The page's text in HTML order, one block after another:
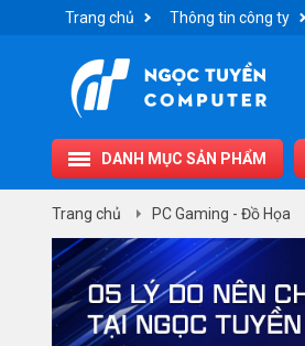
Trang chủ Thông tin công ty
DANH MỤC SẢN PHẨM
Trang chủ PC Gaming - Đồ Họa